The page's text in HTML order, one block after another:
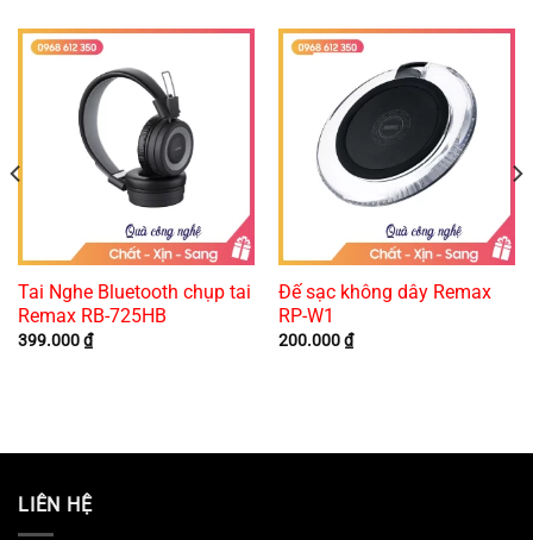
Tai Nghe Bluetooth chụp tai
Remax RB-725HB
399.000₫
Đế sạc không dây Remax
RP-W1
200.000₫
LIÊN HỆ